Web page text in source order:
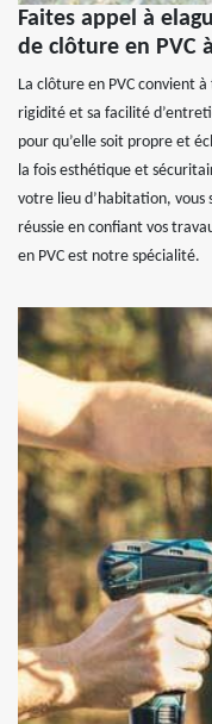
Faites appel à
de clôture en PVC
La clôture en PVC convient
rigidité et sa facilité
pour qu’elle soit propre et
la fois esthétique et
votre lieu d’habitation, vous
réussie en confiant vos
en PVC est notre spécialité.